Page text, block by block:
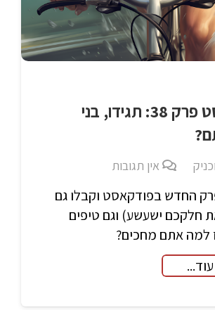
פודקאסט פרק 38: תגידו, בני
אין תגובות
החדש בפודקאסט וקבלו גם
חלקכם ישעשע) וגם טיפים
למה אתם מחכים?